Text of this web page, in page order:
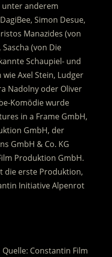
anderem
Simon Desue,
Manazides (von
(von Die
Schaupiel- und
Axel Stein, Ludger
Nadolny oder Oliver
Komödie wurde
in a Frame GmbH,
GmbH, der
GmbH & Co. KG
Produktion GmbH.
die erste Produktion,
Initiative Alpenrot
Quelle: Constantin Film